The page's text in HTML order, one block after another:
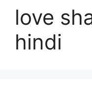
love
hindi